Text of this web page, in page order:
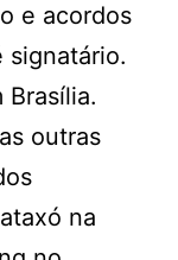
e acordos
signatário.
Brasília.
outras
na